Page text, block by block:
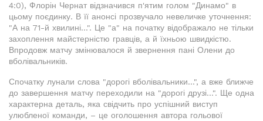
4:0), Флорін Чернат відзначився п'ятим голом "Динамо" в
цьому поєдинку. В її анонсі прозвучало невеличке уточнення:
"А на 71-й хвилині...". Це "а" на початку відображало не тільки
захоплення майстерністю гравців, а й їхньою швидкістю.
Впродовж матчу змінювалося й звернення пані Олени до
вболівальників.
Спочатку лунали слова "дорогі вболівальники...", а вже ближче
до завершення матчу переходили на "дорогі друзі...". Ще одна
характерна деталь, яка свідчить про успішний виступ
улюбленої команди, – це оголошення автора гольової